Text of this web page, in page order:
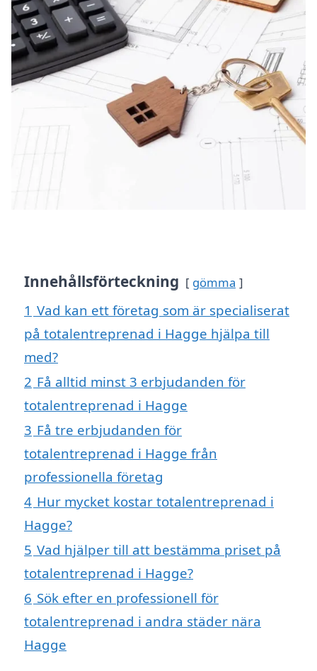
Innehållsförteckning gömma
1 Vad kan ett företag som är specialiserat
på totalentreprenad i Hagge hjälpa till
med?
2 Få alltid minst 3 erbjudanden för
totalentreprenad i Hagge
3 Få tre erbjudanden för
totalentreprenad i Hagge från
professionella företag
4 Hur mycket kostar totalentreprenad i
Hagge?
5 Vad hjälper till att bestämma priset på
totalentreprenad i Hagge?
6 Sök efter en professionell för
totalentreprenad i andra städer nära
Hagge